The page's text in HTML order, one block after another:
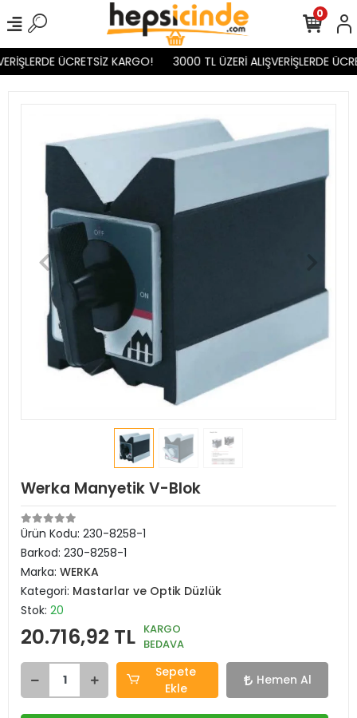
ÜCRETSİZ KARGO! 3000 TL ÜZERİ ALIŞVERİŞLERDE
0
Werka Manyetik V-Blok
Ürün Kodu: 230-8258-1
Barkod: 230-8258-1
Marka: WERKA
Kategori: Mastarlar ve Optik Düzlük
Stok: 20
20.716,92 TL KARGO
BEDAVA
Sepete
Ekle
Hemen Al